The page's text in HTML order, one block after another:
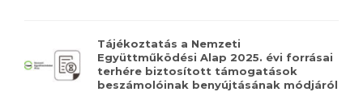
Tájékoztatás a Nemzeti
Együttműködési Alap 2025. évi forrásai
terhére biztosított támogatások
beszámolóinak benyújtásának módjáról